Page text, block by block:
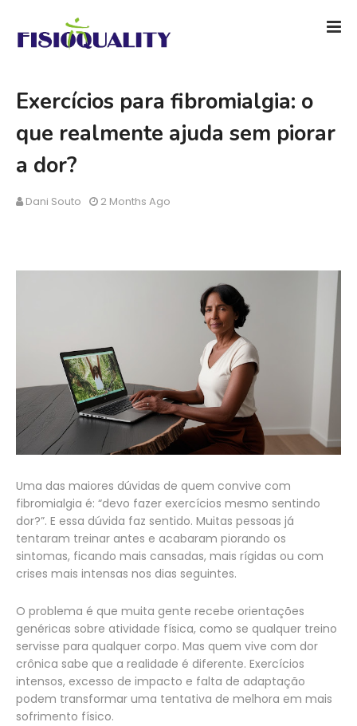
Exercícios para fibromialgia: o
que realmente ajuda sem piorar
a dor?
Dani Souto 2 Months Ago
Uma das maiores dúvidas de quem convive com
fibromialgia é: “devo fazer exercícios mesmo sentindo
dor?”. E essa dúvida faz sentido. Muitas pessoas já
tentaram treinar antes e acabaram piorando os
sintomas, ficando mais cansadas, mais rígidas ou com
crises mais intensas nos dias seguintes.
O problema é que muita gente recebe orientações
genéricas sobre atividade física, como se qualquer treino
servisse para qualquer corpo. Mas quem vive com dor
crônica sabe que a realidade é diferente. Exercícios
intensos, excesso de impacto e falta de adaptação
podem transformar uma tentativa de melhora em mais
sofrimento físico.